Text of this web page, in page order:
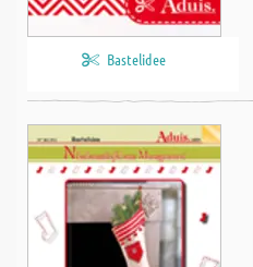
Bastelidee